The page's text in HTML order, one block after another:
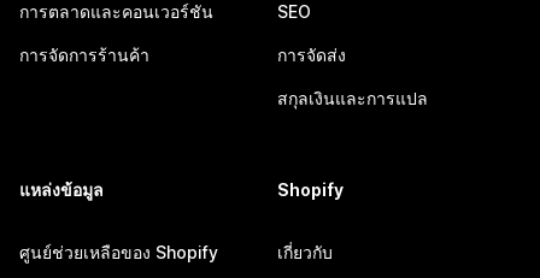
การตลาดและคอนเวอร์ชัน
การจัดการร้านค้า
SEO
การจัดส่ง
สกุลเงินและการแปล
แหล่งข้อมูล
ศูนย์ช่วยเหลือของ Shopify
Shopify
เกี่ยวกับ